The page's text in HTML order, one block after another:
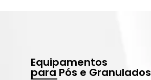
Equipamentos
para Pós e Granulados